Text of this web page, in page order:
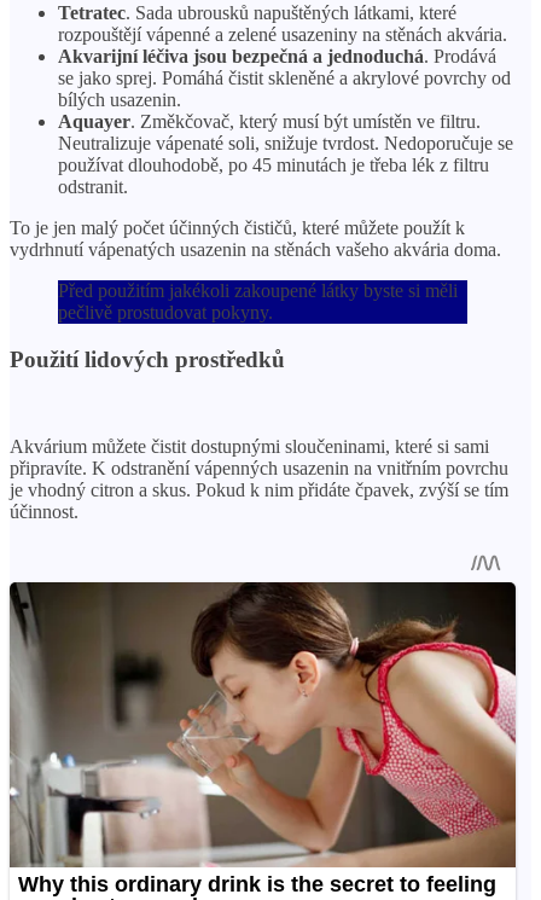
Tetratec. Sada ubrousků napuštěných látkami, které
rozpouštějí vápenné a zelené usazeniny na stěnách akvária.
Akvarijní léčiva jsou bezpečná a jednoduchá. Prodává
se jako sprej. Pomáhá čistit skleněné a akrylové povrchy od
bílých usazenin.
Aquayer. Změkčovač, který musí být umístěn ve filtru.
Neutralizuje vápenaté soli, snižuje tvrdost. Nedoporučuje se
používat dlouhodobě, po 45 minutách je třeba lék z filtru
odstranit.
To je jen malý počet účinných čističů, které můžete použít k
vydrhnutí vápenatých usazenin na stěnách vašeho akvária doma.
Před použitím jakékoli zakoupené látky byste si měli
pečlivě prostudovat pokyny.
Použití lidových prostředků
Akvárium můžete čistit dostupnými sloučeninami, které si sami
připravíte. K odstranění vápenných usazenin na vnitřním povrchu
je vhodný citron a skus. Pokud k nim přidáte čpavek, zvýší se tím
účinnost.